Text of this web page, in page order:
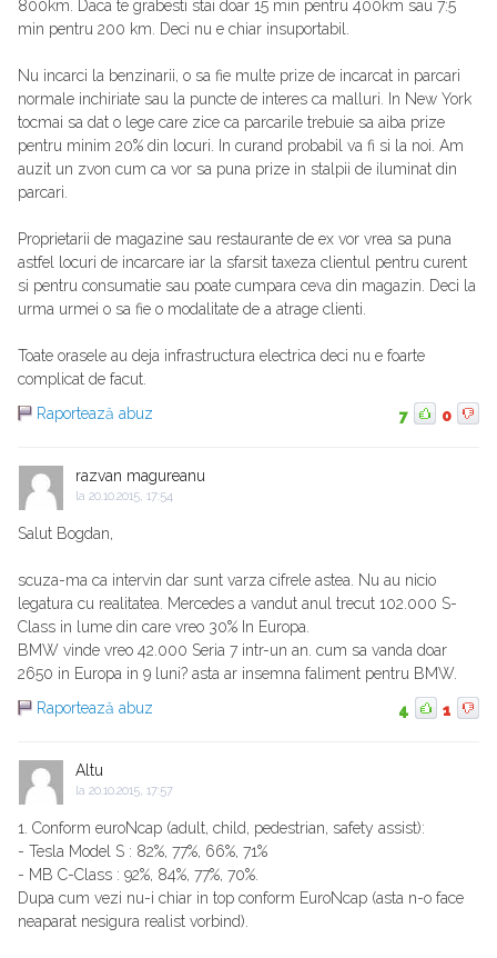
800km. Daca te grabesti stai doar 15 min pentru 400km sau 7:5
min pentru 200 km. Deci nu e chiar insuportabil.
Nu incarci la benzinarii, o sa fie multe prize de incarcat in parcari
normale inchiriate sau la puncte de interes ca malluri. In New York
tocmai sa dat o lege care zice ca parcarile trebuie sa aiba prize
pentru minim 20% din locuri. In curand probabil va fi si la noi. Am
auzit un zvon cum ca vor sa puna prize in stalpii de iluminat din
parcari.
Proprietarii de magazine sau restaurante de ex vor vrea sa puna
astfel locuri de incarcare iar la sfarsit taxeza clientul pentru curent
si pentru consumatie sau poate cumpara ceva din magazin. Deci la
urma urmei o sa fie o modalitate de a atrage clienti.
Toate orasele au deja infrastructura electrica deci nu e foarte
complicat de facut.
Raportează abuz
7 0
razvan magureanu
la 20.10.2015, 17:54
Salut Bogdan,
scuza-ma ca intervin dar sunt varza cifrele astea. Nu au nicio
legatura cu realitatea. Mercedes a vandut anul trecut 102.000 S-
Class in lume din care vreo 30% In Europa.
BMW vinde vreo 42.000 Seria 7 intr-un an. cum sa vanda doar
2650 in Europa in 9 luni? asta ar insemna faliment pentru BMW.
Raportează abuz
4 1
Altu
la 20.10.2015, 17:57
1. Conform euroNcap (adult, child, pedestrian, safety assist):
- Tesla Model S : 82%, 77%, 66%, 71%
- MB C-Class : 92%, 84%, 77%, 70%.
Dupa cum vezi nu-i chiar in top conform EuroNcap (asta n-o face
neaparat nesigura realist vorbind).